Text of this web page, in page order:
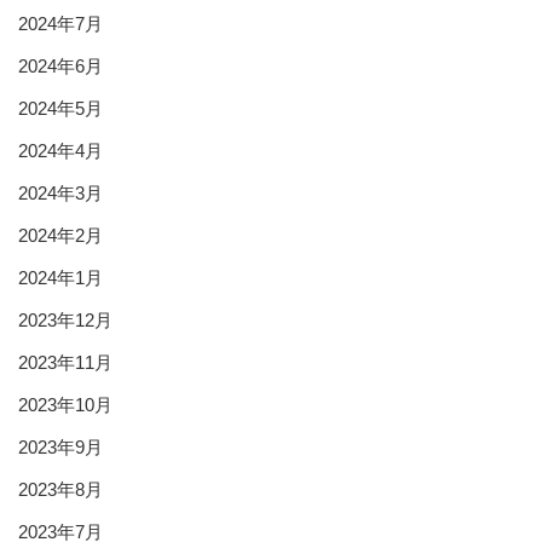
2024年7月
2024年6月
2024年5月
2024年4月
2024年3月
2024年2月
2024年1月
2023年12月
2023年11月
2023年10月
2023年9月
2023年8月
2023年7月